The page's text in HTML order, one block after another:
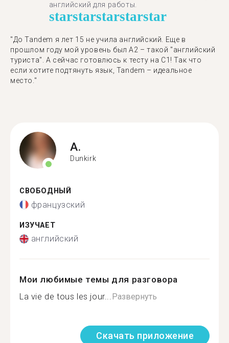
английский для работы.
starstarstarstarstar
"До Tandem я лет 15 не учила английский. Еще в
прошлом году мой уровень был A2 – такой "английский
туриста". А сейчас готовлюсь к тесту на C1! Так что
если хотите подтянуть язык, Tandem – идеальное
место."
A.
Dunkirk
СВОБОДНЫЙ
французский
ИЗУЧАЕТ
английский
Мои любимые темы для разговора
La vie de tous les jour...Развернуть
Скачать приложение